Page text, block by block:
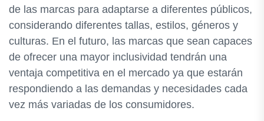
de las marcas para adaptarse a diferentes públicos,
considerando diferentes tallas, estilos, géneros y
culturas. En el futuro, las marcas que sean capaces
de ofrecer una mayor inclusividad tendrán una
ventaja competitiva en el mercado ya que estarán
respondiendo a las demandas y necesidades cada
vez más variadas de los consumidores.